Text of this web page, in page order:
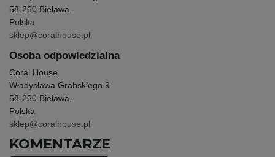
58-260 Bielawa,
Polska
sklep@coralhouse.pl
Osoba odpowiedzialna
Coral House
Władysława Grabskiego 9
58-260 Bielawa,
Polska
sklep@coralhouse.pl
KOMENTARZE